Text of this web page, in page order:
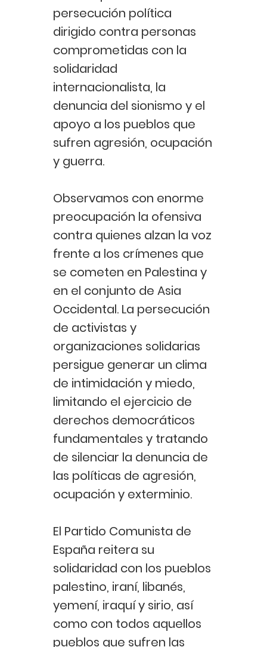
persecución política
dirigido contra personas
comprometidas con la
solidaridad
internacionalista, la
denuncia del sionismo y el
apoyo a los pueblos que
sufren agresión, ocupación
y guerra.
Observamos con enorme
preocupación la ofensiva
contra quienes alzan la voz
frente a los crímenes que
se cometen en Palestina y
en el conjunto de Asia
Occidental. La persecución
de activistas y
organizaciones solidarias
persigue generar un clima
de intimidación y miedo,
limitando el ejercicio de
derechos democráticos
fundamentales y tratando
de silenciar la denuncia de
las políticas de agresión,
ocupación y exterminio.
El Partido Comunista de
España reitera su
solidaridad con los pueblos
palestino, iraní, libanés,
yemení, iraquí y sirio, así
como con todos aquellos
pueblos que sufren las